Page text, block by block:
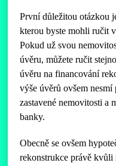
První důležitou otázkou
kterou byste mohli ručit
Pokud už svou
úvěru, můžete ručit
úvěru na financování
výše úvěrů ovšem
zastavené nemovitosti a
banky.
Obecně se ovšem
rekonstrukce právě kvůli